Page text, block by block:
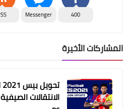
400
Messenger
المشاركات الأخيرة